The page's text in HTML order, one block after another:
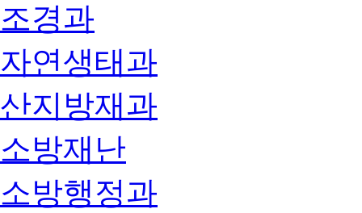
조경과
자연생태과
산지방재과
소방재난
소방행정과